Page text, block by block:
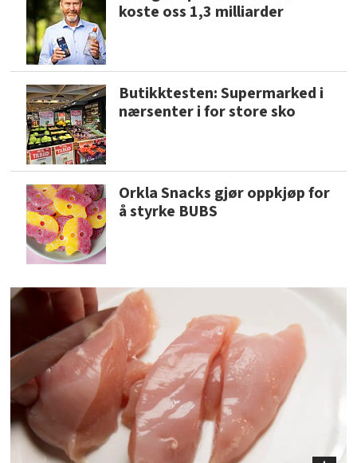
koste oss 1,3 milliarder
Butikktesten: Supermarked i
nærsenter i for store sko
Orkla Snacks gjør oppkjøp for
å styrke BUBS